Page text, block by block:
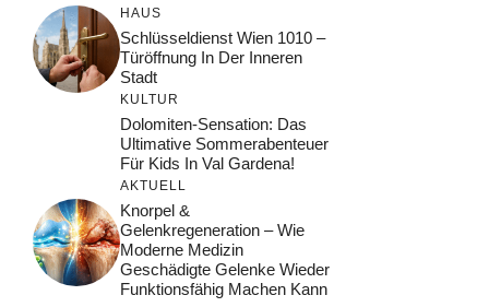
HAUS
Schlüsseldienst Wien 1010 –
Türöffnung In Der Inneren
Stadt
KULTUR
Dolomiten-Sensation: Das
Ultimative Sommerabenteuer
Für Kids In Val Gardena!
AKTUELL
Knorpel &
Gelenkregeneration – Wie
Moderne Medizin
Geschädigte Gelenke Wieder
Funktionsfähig Machen Kann